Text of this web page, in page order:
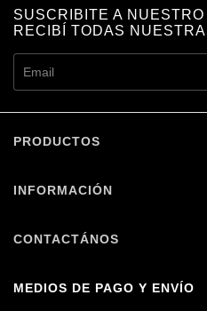
SUSCRIBITE A
RECIBÍ TODAS
PRODUCTOS
INFORMACIÓN
CONTACTÁNOS
MEDIOS DE PAGO Y ENVÍO